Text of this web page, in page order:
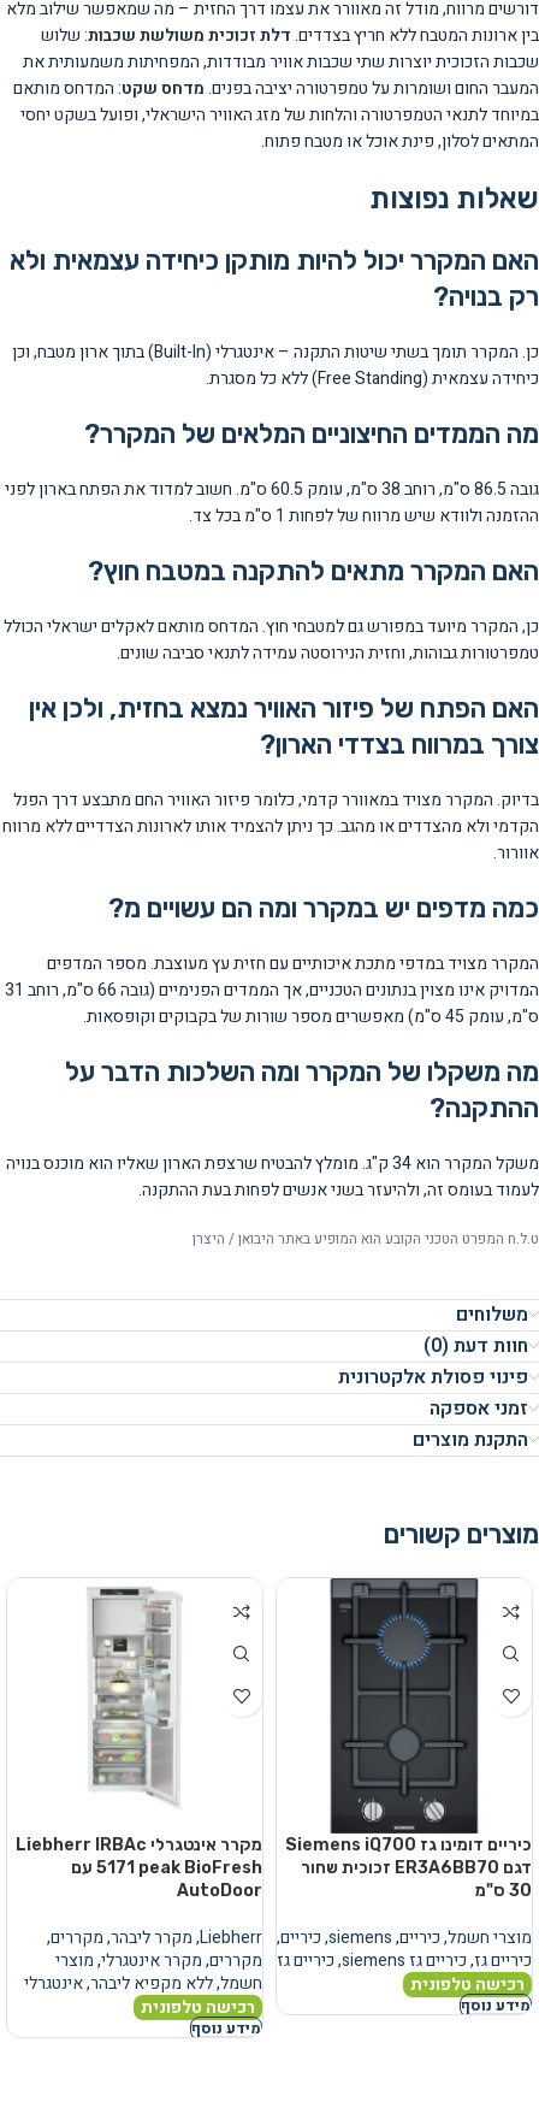
דורשים מרווח, מודל זה מאוורר את עצמו דרך החזית – מה שמאפשר שילוב מלא
בין ארונות המטבח ללא חריץ בצדדים.דלת זכוכית משולשת שכבות: שלוש
שכבות הזכוכית יוצרות שתי שכבות אוויר מבודדות, המפחיתות משמעותית את
המעבר החום ושומרות על טמפרטורה יציבה בפנים.מדחס שקט: המדחס מותאם
במיוחד לתנאי הטמפרטורה והלחות של מזג האוויר הישראלי, ופועל בשקט יחסי
המתאים לסלון, פינת אוכל או מטבח פתוח.
שאלות נפוצות
האם המקרר יכול להיות מותקן כיחידה עצמאית ולא
רק בנויה?
כן. המקרר תומך בשתי שיטות התקנה – אינטגרלי (Built-In) בתוך ארון מטבח, וכן
כיחידה עצמאית (Free Standing) ללא כל מסגרת.
מה הממדים החיצוניים המלאים של המקרר?
גובה 86.5 ס"מ, רוחב 38 ס"מ, עומק 60.5 ס"מ. חשוב למדוד את הפתח בארון לפני
ההזמנה ולוודא שיש מרווח של לפחות 1 ס"מ בכל צד.
האם המקרר מתאים להתקנה במטבח חוץ?
כן, המקרר מיועד במפורש גם למטבחי חוץ. המדחס מותאם לאקלים ישראלי הכולל
טמפרטורות גבוהות, וחזית הנירוסטה עמידה לתנאי סביבה שונים.
האם הפתח של פיזור האוויר נמצא בחזית, ולכן אין
צורך במרווח בצדדי הארון?
בדיוק. המקרר מצויד במאוורר קדמי, כלומר פיזור האוויר החם מתבצע דרך הפנל
הקדמי ולא מהצדדים או מהגב. כך ניתן להצמיד אותו לארונות הצדדיים ללא מרווח
אוורור.
כמה מדפים יש במקרר ומה הם עשויים מ?
המקרר מצויד במדפי מתכת איכותיים עם חזית עץ מעוצבת. מספר המדפים
המדויק אינו מצוין בנתונים הטכניים, אך הממדים הפנימיים (גובה 66 ס"מ, רוחב 31
ס"מ, עומק 45 ס"מ) מאפשרים מספר שורות של בקבוקים וקופסאות.
מה משקלו של המקרר ומה השלכות הדבר על
ההתקנה?
משקל המקרר הוא 34 ק"ג. מומלץ להבטיח שרצפת הארון שאליו הוא מוכנס בנויה
לעמוד בעומס זה, ולהיעזר בשני אנשים לפחות בעת ההתקנה.
ט.ל.ח המפרט הטכני הקובע הוא המופיע באתר היבואן / היצרן
משלוחים
חוות דעת (0)
פינוי פסולת אלקטרונית
זמני אספקה
התקנת מוצרים
מוצרים קשורים
כיריים דומינו גז Siemens iQ700
דגם ER3A6BB70 זכוכית שחור
30 ס"מ
מוצרי חשמל,כיריים,
siemens
,כיריים,
כיריים גז,כיריים גז siemens ,כיריים גז
רכישה טלפונית
מידע נוסף
מקרר אינטגרלי Liebherr IRBAc
5171 peak BioFresh עם
AutoDoor
Liebherr
,מקרר ליבהר,מקררים,
מקררים,מקרר אינטגרלי,מוצרי
חשמל,ללא מקפיא ליבהר,אינטגרלי
רכישה טלפונית
מידע נוסף